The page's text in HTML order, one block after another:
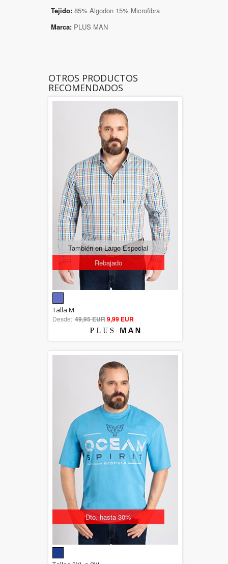
Tejido: 85% Algodon 15% Microfibra
Marca: PLUS MAN
OTROS PRODUCTOS
RECOMENDADOS
Rebajado
También en Largo Especial
out of 5
Talla M
Desde: 49,95 EUR9,99 EUR
Dto. hasta 30%